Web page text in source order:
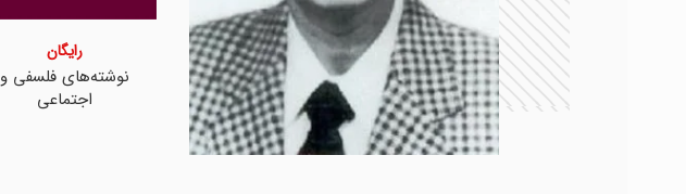
نوشته‌های فلسفی و
اجتماعی
رایگان